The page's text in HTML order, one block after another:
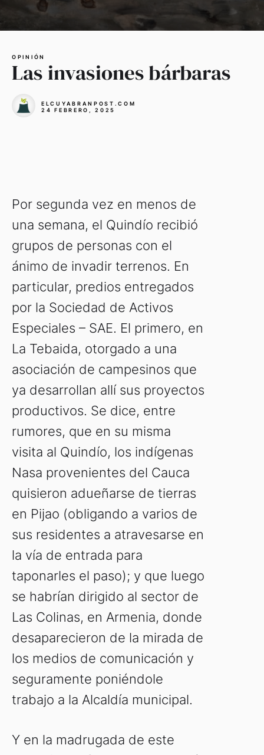
OPINIÓN
Las invasiones bárbaras
ELCUYABRANPOST.COM
24 FEBRERO, 2025
Por segunda vez en menos de
una semana, el Quindío recibió
grupos de personas con el
ánimo de invadir terrenos. En
particular, predios entregados
por la Sociedad de Activos
Especiales – SAE. El primero, en
La Tebaida, otorgado a una
asociación de campesinos que
ya desarrollan allí sus proyectos
productivos. Se dice, entre
rumores, que en su misma
visita al Quindío, los indígenas
Nasa provenientes del Cauca
quisieron adueñarse de tierras
en Pijao (obligando a varios de
sus residentes a atravesarse en
la vía de entrada para
taponarles el paso); y que luego
se habrían dirigido al sector de
Las Colinas, en Armenia, donde
desaparecieron de la mirada de
los medios de comunicación y
seguramente poniéndole
trabajo a la Alcaldía municipal.
Y en la madrugada de este